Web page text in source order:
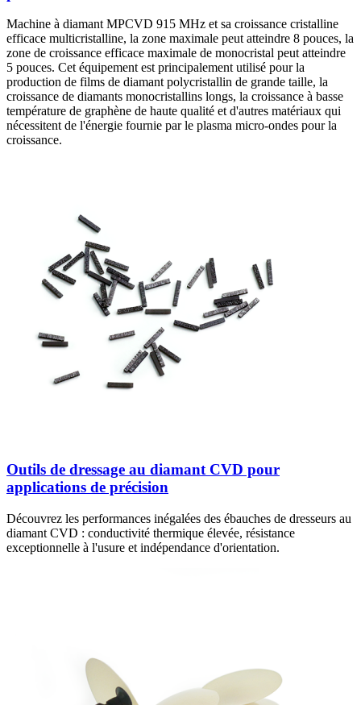
Machine à diamant MPCVD 915 MHz et sa croissance cristalline
efficace multicristalline, la zone maximale peut atteindre 8 pouces, la
zone de croissance efficace maximale de monocristal peut atteindre
5 pouces. Cet équipement est principalement utilisé pour la
production de films de diamant polycristallin de grande taille, la
croissance de diamants monocristallins longs, la croissance à basse
température de graphène de haute qualité et d'autres matériaux qui
nécessitent de l'énergie fournie par le plasma micro-ondes pour la
croissance.
Outils de dressage au diamant CVD pour
applications de précision
Découvrez les performances inégalées des ébauches de dresseurs au
diamant CVD : conductivité thermique élevée, résistance
exceptionnelle à l'usure et indépendance d'orientation.